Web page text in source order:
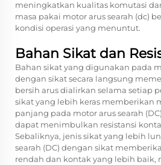
meningkatkan kualitas komutasi
masa pakai motor arus searah (dc)
kondisi operasi yang menuntut.
Bahan Sikat dan
Bahan sikat yang digunakan pada
dengan sikat secara langsung
bersih arus dialirkan selama setiap
sikat yang lebih keras memberikan
panjang pada motor arus searah
dapat menimbulkan resistansi
Sebaliknya, jenis sikat yang lebih
searah (DC) dengan sikat
rendah dan kontak yang lebih